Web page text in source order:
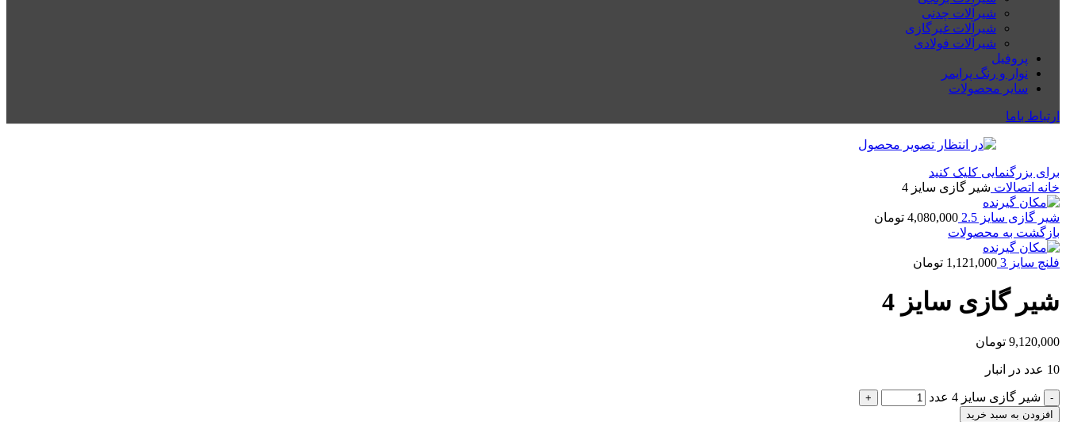
شیرآلات چدنی
شیرآلات غیرگازی
شیرآلات فولادی
پروفیل
نوار و رنگ پرایمر
سایر محصولات
ارتباط باما
برای بزرگنمایی کلیک کنید
خانه اتصالات شیر گازی سایز 4
شیر گازی سایز 2.5 4,080,000 تومان
بازگشت به محصولات
فلنچ سایز 3 1,121,000 تومان
شیر گازی سایز 4
9,120,000 تومان
10 عدد در انبار
شیر گازی سایز 4 عدد
افزودن به سبد خرید